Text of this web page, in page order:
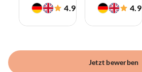
Runge
Aligner-
4.9
Zahnersatz
Implantologie
4.9
Jetzt bewerben